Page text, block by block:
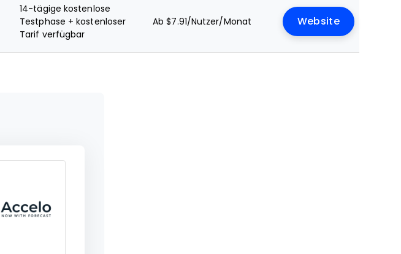
14-tägige kostenlose
Testphase + kostenloser
Tarif verfügbar
Ab $7.91/Nutzer/Monat Website